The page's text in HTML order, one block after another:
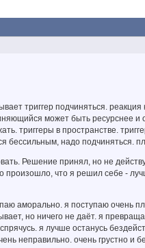
триггер подчиняться.
может быть ресурснее и
триггеры в пространстве.
бессильным, надо подчиняться.
Решение принял, но не
что я решил себе -
аморально. я поступаю очень
но ничего не даёт. я
я лучше останусь
неправильно. очень грустно